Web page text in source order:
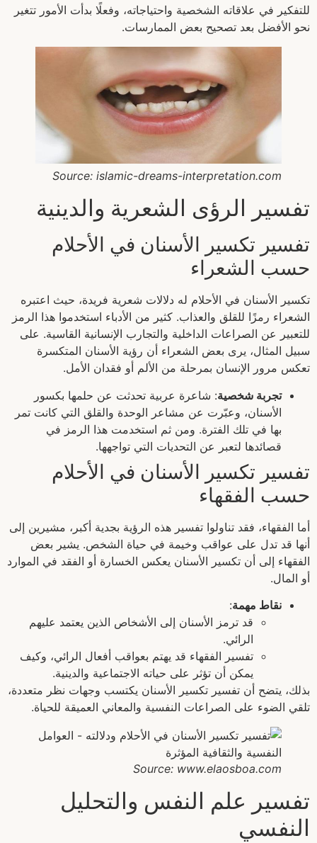
للتفكير في علاقاته الشخصية واحتياجاته، وفعلًا بدأت الأمور تتغير
نحو الأفضل بعد تصحيح بعض الممارسات.
Source: islamic-dreams-interpretation.com
تفسير الرؤى الشعرية والدينية
تفسير تكسير الأسنان في الأحلام
حسب الشعراء
تكسير الأسنان في الأحلام له دلالات شعرية فريدة، حيث اعتبره
الشعراء رمزًا للقلق والعذاب. كثير من الأدباء استخدموا هذا الرمز
للتعبير عن الصراعات الداخلية والتجارب الإنسانية القاسية. على
سبيل المثال، يرى بعض الشعراء أن رؤية الأسنان المتكسرة
تعكس مرور الإنسان بمرحلة من الألم أو فقدان الأمل.
تجربة شخصية: شاعرة عربية تحدثت عن حلمها بكسور
الأسنان، وعبّرت عن مشاعر الوحدة والقلق التي كانت تمر
بها في تلك الفترة. ومن ثم استخدمت هذا الرمز في
قصائدها لتعبر عن التحديات التي تواجهها.
تفسير تكسير الأسنان في الأحلام
حسب الفقهاء
أما الفقهاء، فقد تناولوا تفسير هذه الرؤية بجدية أكبر، مشيرين إلى
أنها قد تدل على عواقب وخيمة في حياة الشخص. يشير بعض
الفقهاء إلى أن تكسير الأسنان يعكس الخسارة أو الفقد في الموارد
أو المال.
نقاط مهمة:
قد ترمز الأسنان إلى الأشخاص الذين يعتمد عليهم
الرائي.
تفسير الفقهاء قد يهتم بعواقب أفعال الرائي، وكيف
يمكن أن تؤثر على حياته الاجتماعية والدينية.
بذلك، يتضح أن تفسير تكسير الأسنان يكتسب وجهات نظر متعددة،
تلقي الضوء على الصراعات النفسية والمعاني العميقة للحياة.
Source: www.elaosboa.com
تفسير علم النفس والتحليل
النفسي